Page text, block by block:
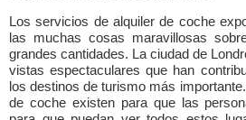
Los servicios de alquiler de coche
las muchas cosas maravillosas
grandes cantidades. La ciudad de
vistas espectaculares que han
los destinos de turismo más
de coche existen para que las